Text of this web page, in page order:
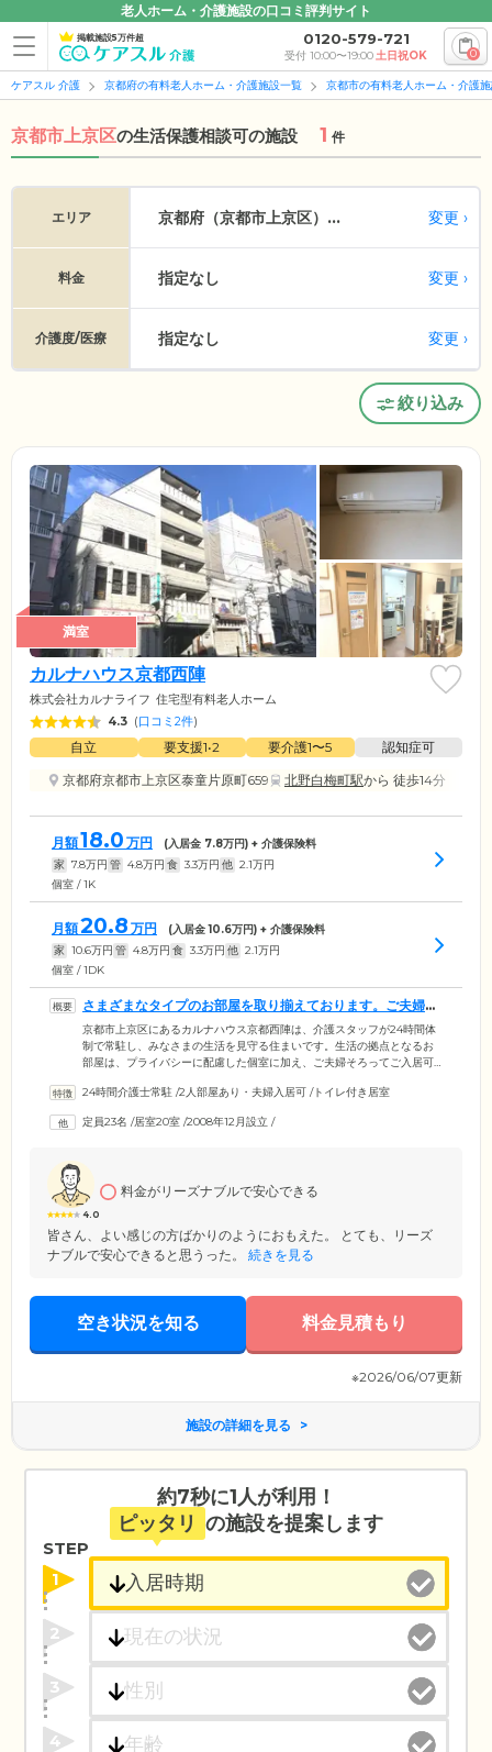
老人ホーム・介護施設の口コミ評判サイト
掲載施設5万件超 0120-579-721
受付 10:00〜19:00土日祝OK 0
ケアスル 介護 京都府の有料老人ホーム・介護施設一覧 京都市の有料老人ホーム・介護
京都市上京区の生活保護相談可の施設 1 件
エリア 京都府（京都市上京区）... 変更
料金 指定なし 変更
介護度/医療 指定なし 変更
絞り込み
満室
カルナハウス京都西陣
株式会社カルナライフ 住宅型有料老人ホーム
4.3 (口コミ2件)
自立 要支援1•2 要介護1〜5
認知症可
京都府京都市上京区泰童片原町659
北野白梅町駅から 徒歩14分
月額18.0 万円 (入居金 7.8万円) + 介護保険料
家 7.8万円 管 4.8万円 食 3.3万円 他 2.1万円
個室 / 1K
月額20.8 万円 (入居金10.6万円) + 介護保険料
家 10.6万円 管 4.8万円 食 3.3万円 他 2.1万円
個室 / 1DK
さまざまなタイプのお部屋を取り揃えております。ご夫婦で
の入居も可能です
京都市上京区にあるカルナハウス京都西陣は、介護スタッフが24時間体
制で常駐し、みなさまの生活を見守る住まいです。生活の拠点となるお
部屋は、プライバシーに配慮した個室に加え、ご夫婦そろってご入居可
タイプを揃え、すべて25㎡以上と余裕のある空間を確保しています。ご
レ・浴室・洗濯機置場を完備。オートロック方式を採用しているため、
24時間介護士常駐 /2人部屋あり・夫婦入居可 /トイレ付き居室
定員23名 /居室20室 /2008年12月設立 /
4.0
料金がリーズナブルで安心できる
皆さん、よい感じの方ばかりのようにおもえた。 とても、リーズ
ナブルで安心できると思うった。
続きを見る
空き状況を知る 料金見積もり
※2026/06/07更新
施設の詳細を見る
約7秒に1人が利用！
ピッタリ の施設を提案します
STEP
1
2
3
4